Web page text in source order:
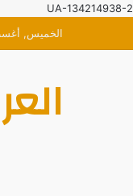
UA-134214938-2
الخميس, أغسطس